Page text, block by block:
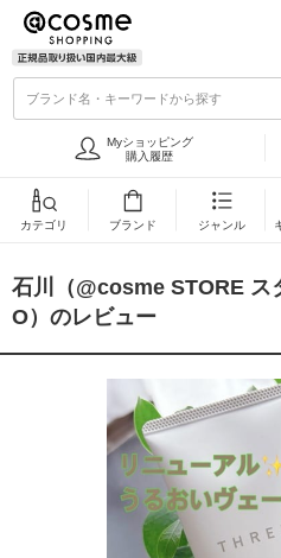
ブランド名・キーワードから探す
Myショッピング
購入履歴
カテゴリ ブランド ジャンル
石川（@cosme STORE
O）のレビュー